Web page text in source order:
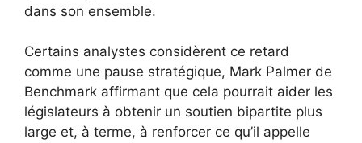
dans son ensemble.
Certains analystes considèrent ce retard
comme une pause stratégique, Mark Palmer de
Benchmark affirmant que cela pourrait aider les
législateurs à obtenir un soutien bipartite plus
large et, à terme, à renforcer ce qu’il appelle